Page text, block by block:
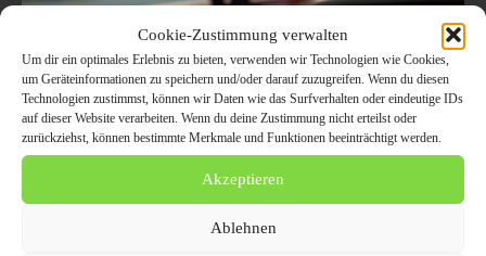
Cookie-Zustimmung verwalten
Um dir ein optimales Erlebnis zu bieten, verwenden wir Technologien wie Cookies,
um Geräteinformationen zu speichern und/oder darauf zuzugreifen. Wenn du diesen
Technologien zustimmst, können wir Daten wie das Surfverhalten oder eindeutige IDs
auf dieser Website verarbeiten. Wenn du deine Zustimmung nicht erteilst oder
zurückziehst, können bestimmte Merkmale und Funktionen beeinträchtigt werden.
Akzeptieren
Ablehnen
Wirtschaftliche Lösungen
nach einem
Motorschaden: Alles über
Motorinstandsetzung,
Austauschmotor und den
richtigen Zeitpunkt für